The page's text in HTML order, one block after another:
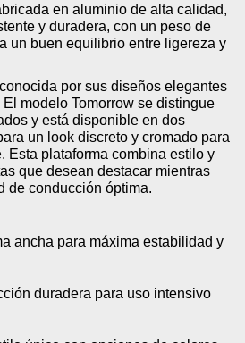
en aluminio de alta calidad,
y duradera, con un peso de
un buen equilibrio entre ligereza y
por sus diseños elegantes
modelo Tomorrow se distingue
y está disponible en dos
un look discreto y cromado para
Esta plataforma combina estilo y
que desean destacar mientras
de conducción óptima.
ancha para máxima estabilidad y
duradera para uso intensivo